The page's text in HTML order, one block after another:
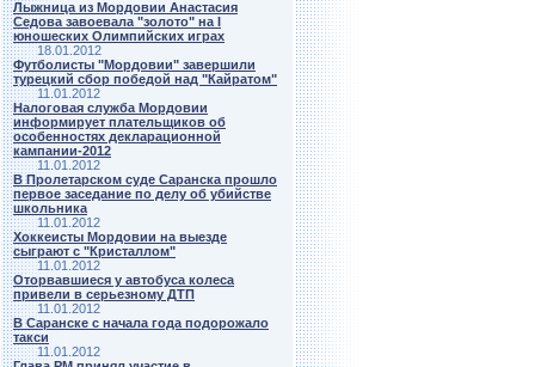
Лыжница из Мордовии Анастасия
Седова завоевала "золото" на I
юношеских Олимпийских играх
18.01.2012
Футболисты "Мордовии" завершили
турецкий сбор победой над "Кайратом"
11.01.2012
Налоговая служба Мордовии
информирует плательщиков об
особенностях декларационной
кампании-2012
11.01.2012
В Пролетарском суде Саранска прошло
первое заседание по делу об убийстве
школьника
11.01.2012
Хоккеисты Мордовии на выезде
сыграют с "Кристаллом"
11.01.2012
Оторвавшиеся у автобуса колеса
привели в серьезному ДТП
11.01.2012
В Саранске с начала года подорожало
такси
11.01.2012